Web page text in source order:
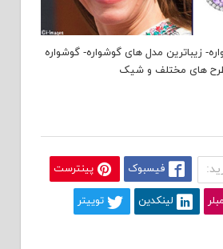
زیباترین مدل های گوشواره- گوشواره
های مختلف و شیک
فیسبوک پینترست
لینکدین توییتر